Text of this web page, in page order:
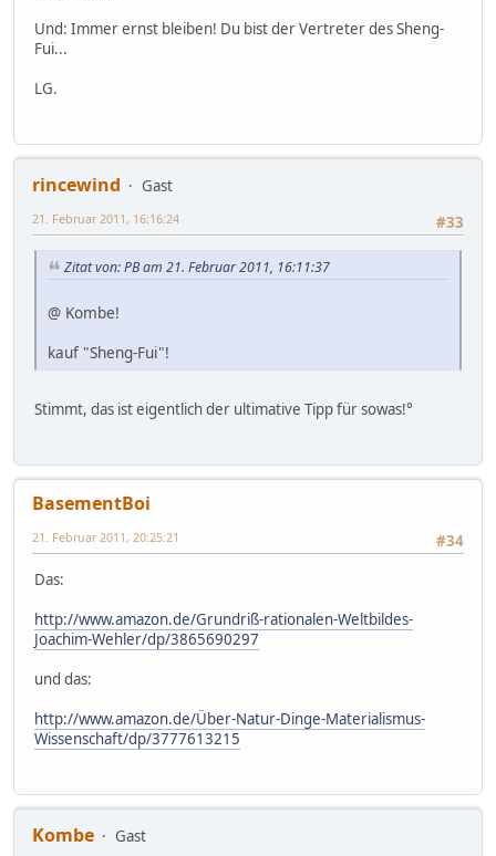
Und: Immer ernst bleiben! Du bist der Vertreter des Sheng-
Fui...
LG.
rincewind
Gast
#33
21. Februar 2011, 16:16:24
Zitat von: PB am 21. Februar 2011, 16:11:37
@ Kombe!
kauf "Sheng-Fui"!
Stimmt, das ist eigentlich der ultimative Tipp für sowas!°
BasementBoi
#34
21. Februar 2011, 20:25:21
Das:
http://www.amazon.de/Grundriß-rationalen-Weltbildes-
Joachim-Wehler/dp/3865690297
und das:
http://www.amazon.de/Über-Natur-Dinge-Materialismus-
Wissenschaft/dp/3777613215
Kombe
Gast